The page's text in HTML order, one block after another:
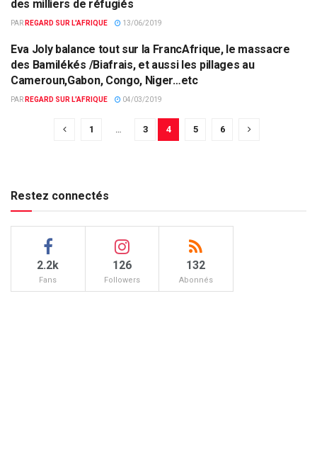
des milliers de réfugiés
PAR REGARD SUR L'AFRIQUE 13/06/2019
ACTUALITÉS PAR PAYS
Eva Joly balance tout sur la FrancAfrique, le massacre
des Bamilékés /Biafrais, et aussi les pillages au
Cameroun,Gabon, Congo, Niger…etc
PAR REGARD SUR L'AFRIQUE 04/03/2019
1 … 3 4 5 6
Restez connectés
2.2k
Fans
126
Followers
132
Abonnés